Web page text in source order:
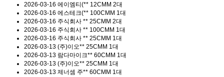
2026-03-16 에이엠티(** 12CMM 2대
2026-03-16 에스테크(** 100CMM 1대
2026-03-16 주식회사 ** 25CMM 2대
2026-03-16 주식회사 ** 100CMM 1대
2026-03-16 주식회사 ** 25CMM 1대
2026-03-13 (주)이오** 25CMM 1대
2026-03-13 람다마이크** 60CMM 1대
2026-03-13 (주)이오** 25CMM 1대
2026-03-13 제너셈 주** 60CMM 1대